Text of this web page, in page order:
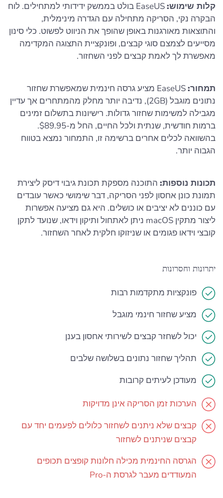
קלות שימוש:
EaseUS בולט בממשק ידידותי למתחילים. לוח
הבקרה נקי, הסריקה מתחילה עם הגדרה מינימלית,
והתוצאות מאורגנות באופן שהופך את הניווט לפשוט. כלי סינון
מסייעים לצמצם סוגי קבצים, ופונקציית התצוגה המקדימה
מאפשרת לך לאמת קבצים לפני השחזור.
תמחור:
EaseUS מציע גרסה חינמית שמאפשרת שחזור
נתונים מוגבל (2GB), נדיבה יותר מחלק מהמתחרים אך עדיין
מגבילה למשימות שחזור גדולות. רישיונות בתשלום זמינים
ברמות חודשית, שנתית ולכל החיים, החל מ-$89.95.
בהשוואה לכלים אחרים ברשימה זו, התמחור נמצא בטווח
הגבוה יותר.
תכונות נוספות: התוכנה מספקת תכונת גיבוי דיסק ליצירת
תמונת כונן אחסון לפני הסריקה, דבר שימושי כאשר עובדים
עם כוננים לא יציבים או כושלים. היא גם מציעה אפשרות
ליצור מתקין macOS ניתן לאתחול ותיקון וידאו, שנועד לתקן
קובצי וידאו פגומים או שניזוקו חלקית לאחר השחזור.
יתרונות וחסרונות
פונקציות מתקדמות רבות
מציע שחזור חינמי מוגבל
יכול לשחזר קבצים לשירותי אחסון בענן
תהליך שחזור נתונים בשלושה שלבים
מעודכן לעיתים קרובות
הערכות זמן הסריקה אינן מדויקות
קבצים שלא ניתנים לשחזור כלולים לפעמים יחד עם
קבצים שניתנים לשחזור
הגרסה החינמית מכילה חלונות קופצים תכופים
המעודדים מעבר לגרסת ה-Pro